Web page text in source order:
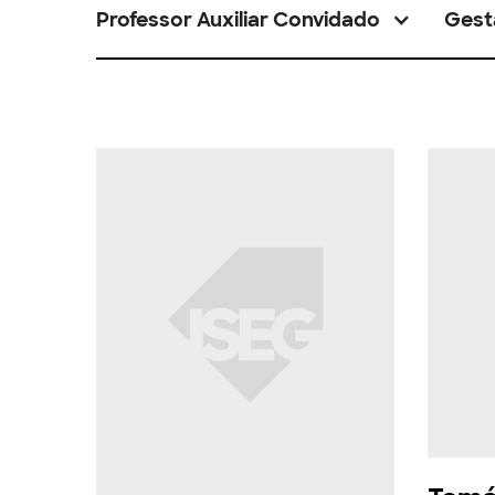
Professor Auxiliar Convidado